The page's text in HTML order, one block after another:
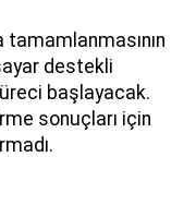
destekli
başlayacak.
sonuçları için